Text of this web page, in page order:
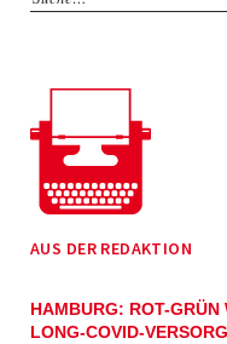
AUS DER REDAKTION
HAMBURG: ROT-GRÜN
LONG-COVID-